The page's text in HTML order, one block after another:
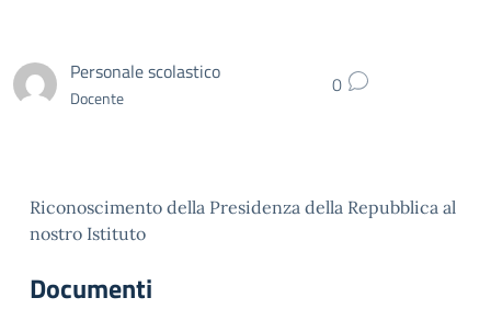
Personale scolastico
Docente 0
Riconoscimento della Presidenza della Repubblica al
nostro Istituto
Documenti